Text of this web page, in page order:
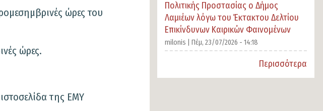
ώρες του
ώρες.
της ΕΜΥ
Πολιτικής Προστασίας ο Δήμος
Λαμιέων λόγω του Έκτακτου Δελτίου
Επικίνδυνων Καιρικών Φαινομένων
milonis | Πέμ, 23/07/2026 - 14:18
Περισσότερα